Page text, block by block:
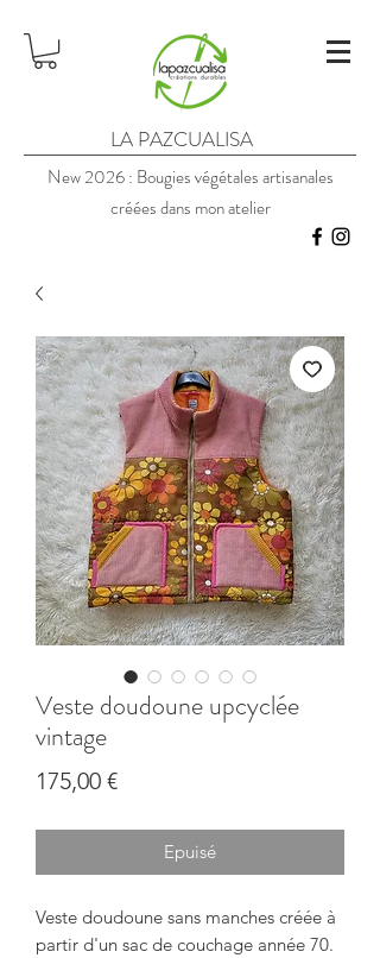
LA PAZCUALISA
New 2026 : Bougies végétales artisanales
créées dans mon atelier
Veste doudoune upcyclée
vintage
175,00 €Prix
Epuisé
Veste doudoune sans manches créée à
partir d'un sac de couchage année 70.